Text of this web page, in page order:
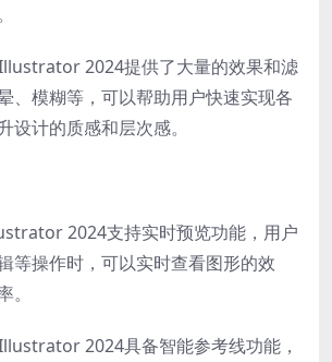
2024提供了大量的效果和滤
、模糊等，可以帮助用户快速实现各
设计的质感和层次感。
2024支持实时预览功能，用户
等操作时，可以实时查看图形的效
2024具备智能参考线功能，